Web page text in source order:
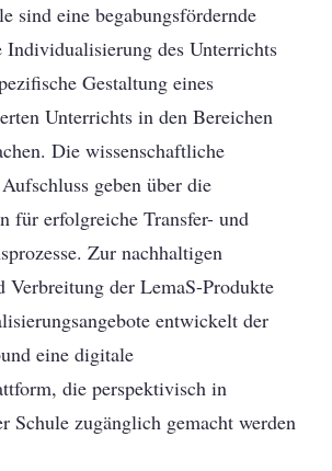
sind eine begabungsfördernde
des Unterrichts
Gestaltung eines
Unterrichts in den Bereichen
Die wissenschaftliche
geben über die
für erfolgreiche Transfer- und
Zur nachhaltigen
Verbreitung der LemaS-Produkte
entwickelt der
eine digitale
die perspektivisch in
Schule zugänglich gemacht werden